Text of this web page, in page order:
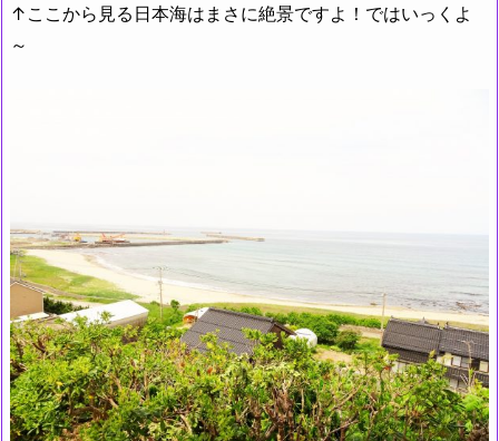
↑ここから見る日本海はまさに絶景ですよ！ではいっくよ
～